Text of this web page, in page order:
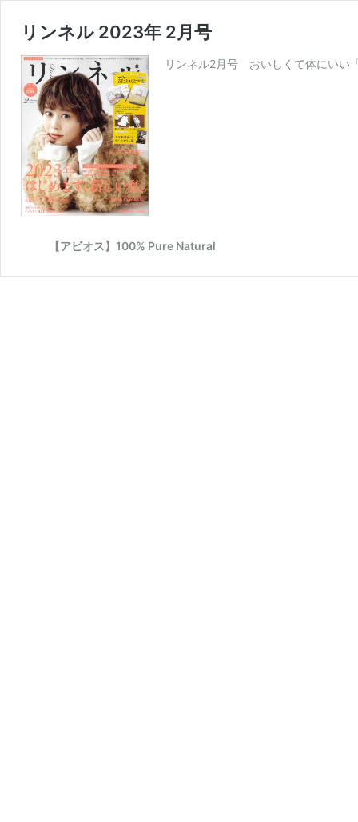
リンネル 2023年 2月号
リンネル2月号 おいしくて体にいい
【アビオス】100% Pure Natural